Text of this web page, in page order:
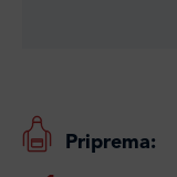
Priprema: